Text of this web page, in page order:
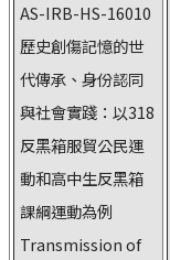
AS-IRB-HS-16010
歷史創傷記憶的世
代傳承、身份認同
與社會實踐：以318
反黑箱服貿公民運
動和高中生反黑箱
課綱運動為例
Transmission of